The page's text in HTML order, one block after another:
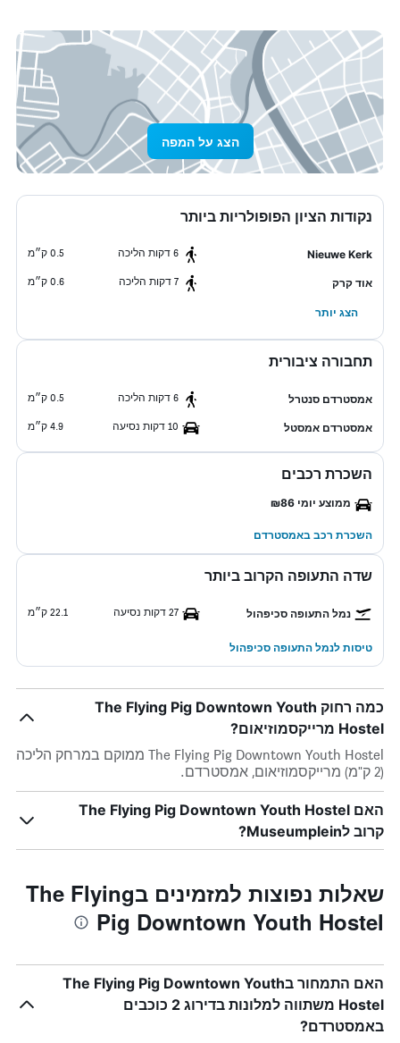
הצג על המפה
נקודות הציון הפופולריות ביותר
Nieuwe Kerk 6 דקות הליכה 0.5 ק״מ
אוד קרק 7 דקות הליכה 0.6 ק״מ
הצג יותר
תחבורה ציבורית
אמסטרדם סנטרל 6 דקות הליכה 0.5 ק״מ
אמסטרדם אמסטל 10 דקות נסיעה 4.9 ק״מ
השכרת רכבים
ממוצע יומי ₪86
השכרת רכב באמסטרדם
שדה התעופה הקרוב ביותר
נמל התעופה סכיפהול 27 דקות נסיעה 22.1 ק״מ
טיסות לנמל התעופה סכיפהול
כמה רחוק The Flying Pig Downtown Youth
Hostel מרייקסמוזיאום?
The Flying Pig Downtown Youth Hostel ממוקם במרחק הליכה
(2 ק"מ) מרייקסמוזיאום, אמסטרדם.
האם The Flying Pig Downtown Youth Hostel
קרוב לMuseumplein?
שאלות נפוצות למזמינים בThe Flying
Pig Downtown Youth Hostel
האם התמחור בThe Flying Pig Downtown Youth
Hostel משתווה למלונות בדירוג 2 כוכבים
באמסטרדם?